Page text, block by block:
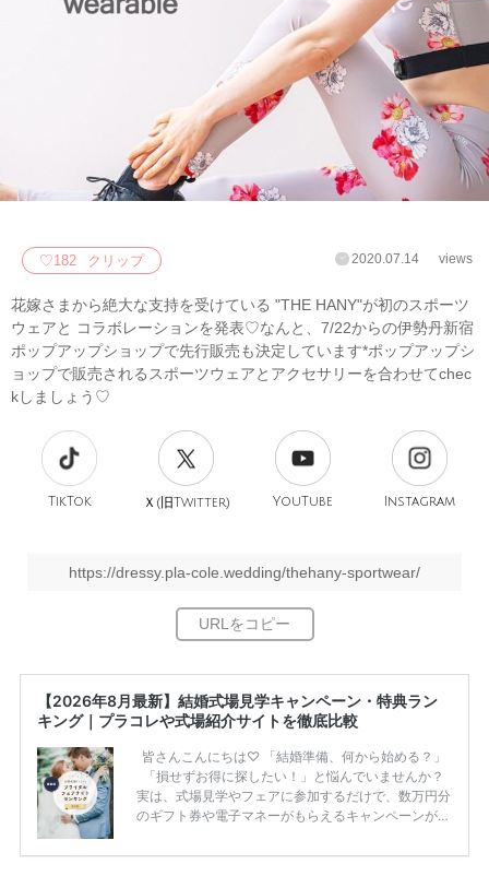
♡182 クリップ 2020.07.14 views
花嫁さまから絶大な支持を受けている "THE HANY"が初のスポーツ
ウェアと コラボレーションを発表♡なんと、7/22からの伊勢丹新宿
ポップアップショップで先行販売も決定しています*ポップアップシ
ョップで販売されるスポーツウェアとアクセサリーを合わせてchec
kしましょう♡
TikTok Ｘ(旧Twitter) YouTube Instagram
https://dressy.pla-cole.wedding/thehany-sportwear/
【2026年8月最新】結婚式場見学キャンペーン・特典ラン
キング｜プラコレや式場紹介サイトを徹底比較
皆さんこんにちは♡ 「結婚準備、何から始める？」
「損せずお得に探したい！」と悩んでいませんか？
実は、式場見学やフェアに参加するだけで、数万円分
のギフト券や電子マネーがもらえるキャンペーンがあ
ため、比較せずに選ぶと損をしてしまうことも……。